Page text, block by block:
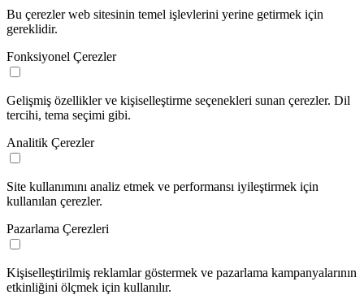
Bu çerezler web sitesinin temel işlevlerini yerine getirmek için
gereklidir.
Fonksiyonel Çerezler
Gelişmiş özellikler ve kişiselleştirme seçenekleri sunan çerezler. Dil
tercihi, tema seçimi gibi.
Analitik Çerezler
Site kullanımını analiz etmek ve performansı iyileştirmek için
kullanılan çerezler.
Pazarlama Çerezleri
Kişiselleştirilmiş reklamlar göstermek ve pazarlama kampanyalarının
etkinliğini ölçmek için kullanılır.